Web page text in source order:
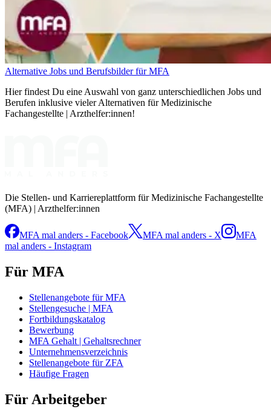
Alternative Jobs und Berufsbilder für MFA
Hier findest Du eine Auswahl von ganz unterschiedlichen Jobs und
Berufen inklusive vieler Alternativen für Medizinische
Fachangestellte | Arzthelfer:innen!
Die Stellen- und Karriereplattform für Medizinische Fachangestellte
(MFA) | Arzthelfer:innen
MFA mal anders - Facebook MFA mal anders - X
MFA
mal anders - Instagram
Für MFA
Stellenangebote für MFA
Stellengesuche | MFA
Fortbildungskatalog
Bewerbung
MFA Gehalt | Gehaltsrechner
Unternehmensverzeichnis
Stellenangebote für ZFA
Häufige Fragen
Für Arbeitgeber